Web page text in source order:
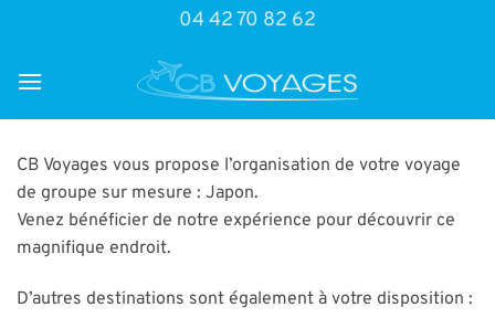
04 42 70 82 62
CB Voyages vous propose l’organisation de votre voyage
de groupe sur mesure : Japon.
Venez bénéficier de notre expérience pour découvrir ce
magnifique endroit.
D’autres destinations sont également à votre disposition :